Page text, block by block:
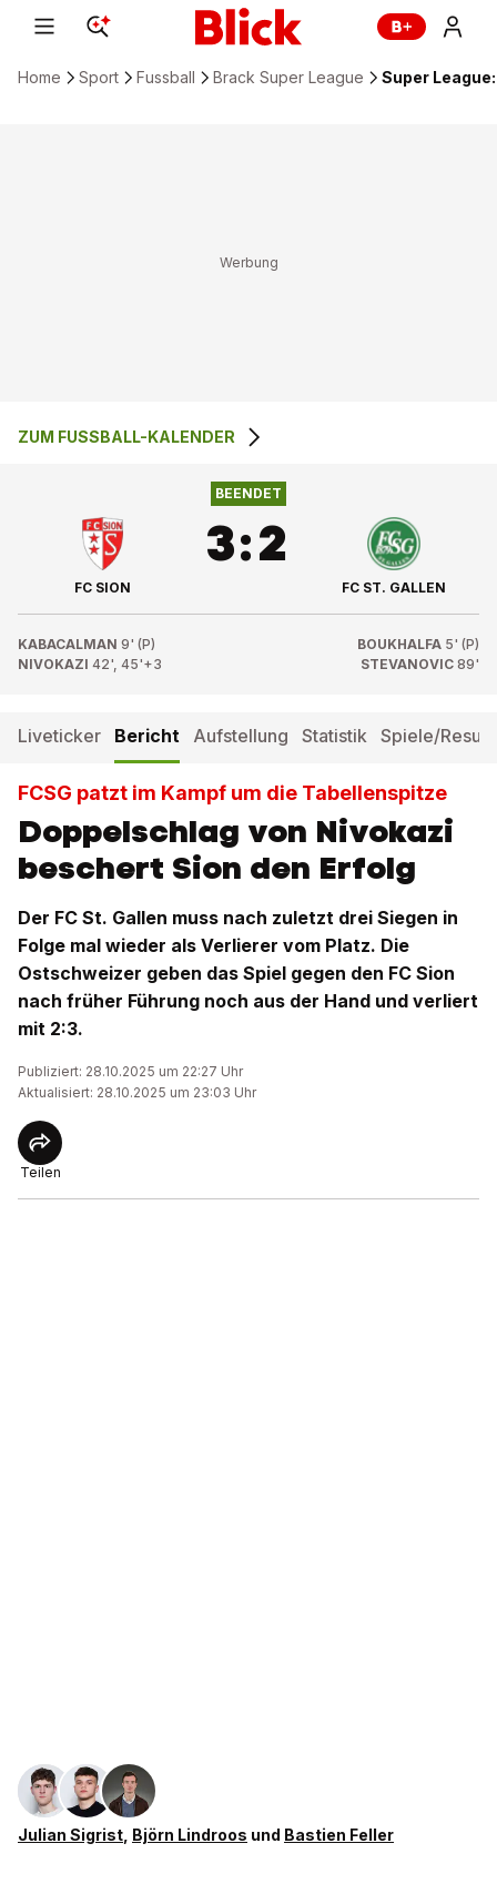
Home Sport Fussball Brack Super League Super
3 :2
ZUM FUSSBALL-KALENDER
FC SION
BEENDET
3:2
FC ST. GALLEN
KABACALMAN 9' (P)
NIVOKAZI 42', 45'+3
BOUKHALFA 5' (P)
STEVANOVIC 89'
Liveticker Bericht Aufstellung Statistik Spiele/
FCSG patzt im Kampf um die Tabellenspitze
Doppelschlag von Nivokazi
beschert Sion den Erfolg
Der FC St. Gallen muss nach zuletzt drei Siegen in
Folge mal wieder als Verlierer vom Platz. Die
Ostschweizer geben das Spiel gegen den FC Sion
nach früher Führung noch aus der Hand und verliert
mit 2:3.
Publiziert: 28.10.2025 um 22:27 Uhr
Aktualisiert: 28.10.2025 um 23:03 Uhr
Teilen
Julian Sigrist Björn Lindroos und Bastien Feller